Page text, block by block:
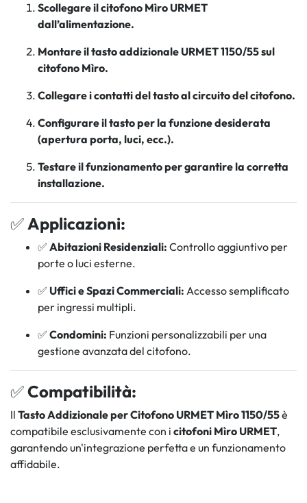
Scollegare il citofono Mìro URMET
dall’alimentazione.
Montare il tasto addizionale URMET 1150/55 sul
citofono Mìro.
Collegare i contatti del tasto al circuito del citofono.
Configurare il tasto per la funzione desiderata
(apertura porta, luci, ecc.).
Testare il funzionamento per garantire la corretta
installazione.
✅Applicazioni:
✅ Abitazioni Residenziali: Controllo aggiuntivo per
porte o luci esterne.
✅ Uffici e Spazi Commerciali: Accesso semplificato
per ingressi multipli.
✅ Condomini: Funzioni personalizzabili per una
gestione avanzata del citofono.
✅Compatibilità:
Il Tasto Addizionale per Citofono URMET Mìro 1150/55è
compatibile esclusivamente con i citofoni Mìro URMET,
garantendo un'integrazione perfetta e un funzionamento
affidabile.